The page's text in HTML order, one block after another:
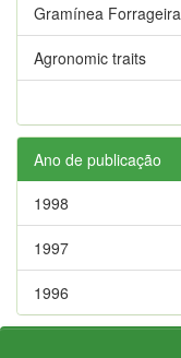
Gramínea Forrageira
Agronomic traits
Ano de publicação
1998
1997
1996